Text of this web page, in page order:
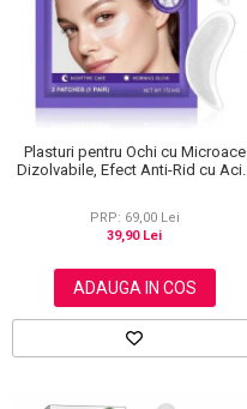
Plasturi pentru Ochi cu Microace
Dizolvabile, Efect Anti-Rid cu Acid
PRP: 69,00 Lei
39,90 Lei
ADAUGA IN COS